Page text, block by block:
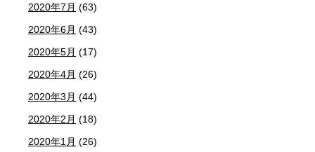
2020年7月 (63)
2020年6月 (43)
2020年5月 (17)
2020年4月 (26)
2020年3月 (44)
2020年2月 (18)
2020年1月 (26)